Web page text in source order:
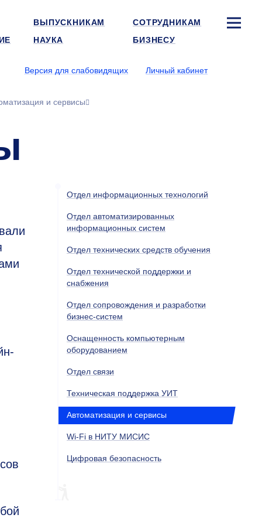
ВЫПУСКНИКАМ
СОТРУДНИКАМ
НАУКА БИЗНЕСУ
Версия для слабовидящих Личный кабинет
и сервисы
Отдел информационных технологий
Отдел автоматизированных
информационных систем
Отдел технических средств обучения
Отдел технической поддержки и
снабжения
Отдел сопровождения и разработки
бизнес-систем
Оснащенность компьютерным
оборудованием
Отдел связи
Техническая поддержка УИТ
Автоматизация и сервисы
Wi-Fi в НИТУ МИСИС
Цифровая безопасность